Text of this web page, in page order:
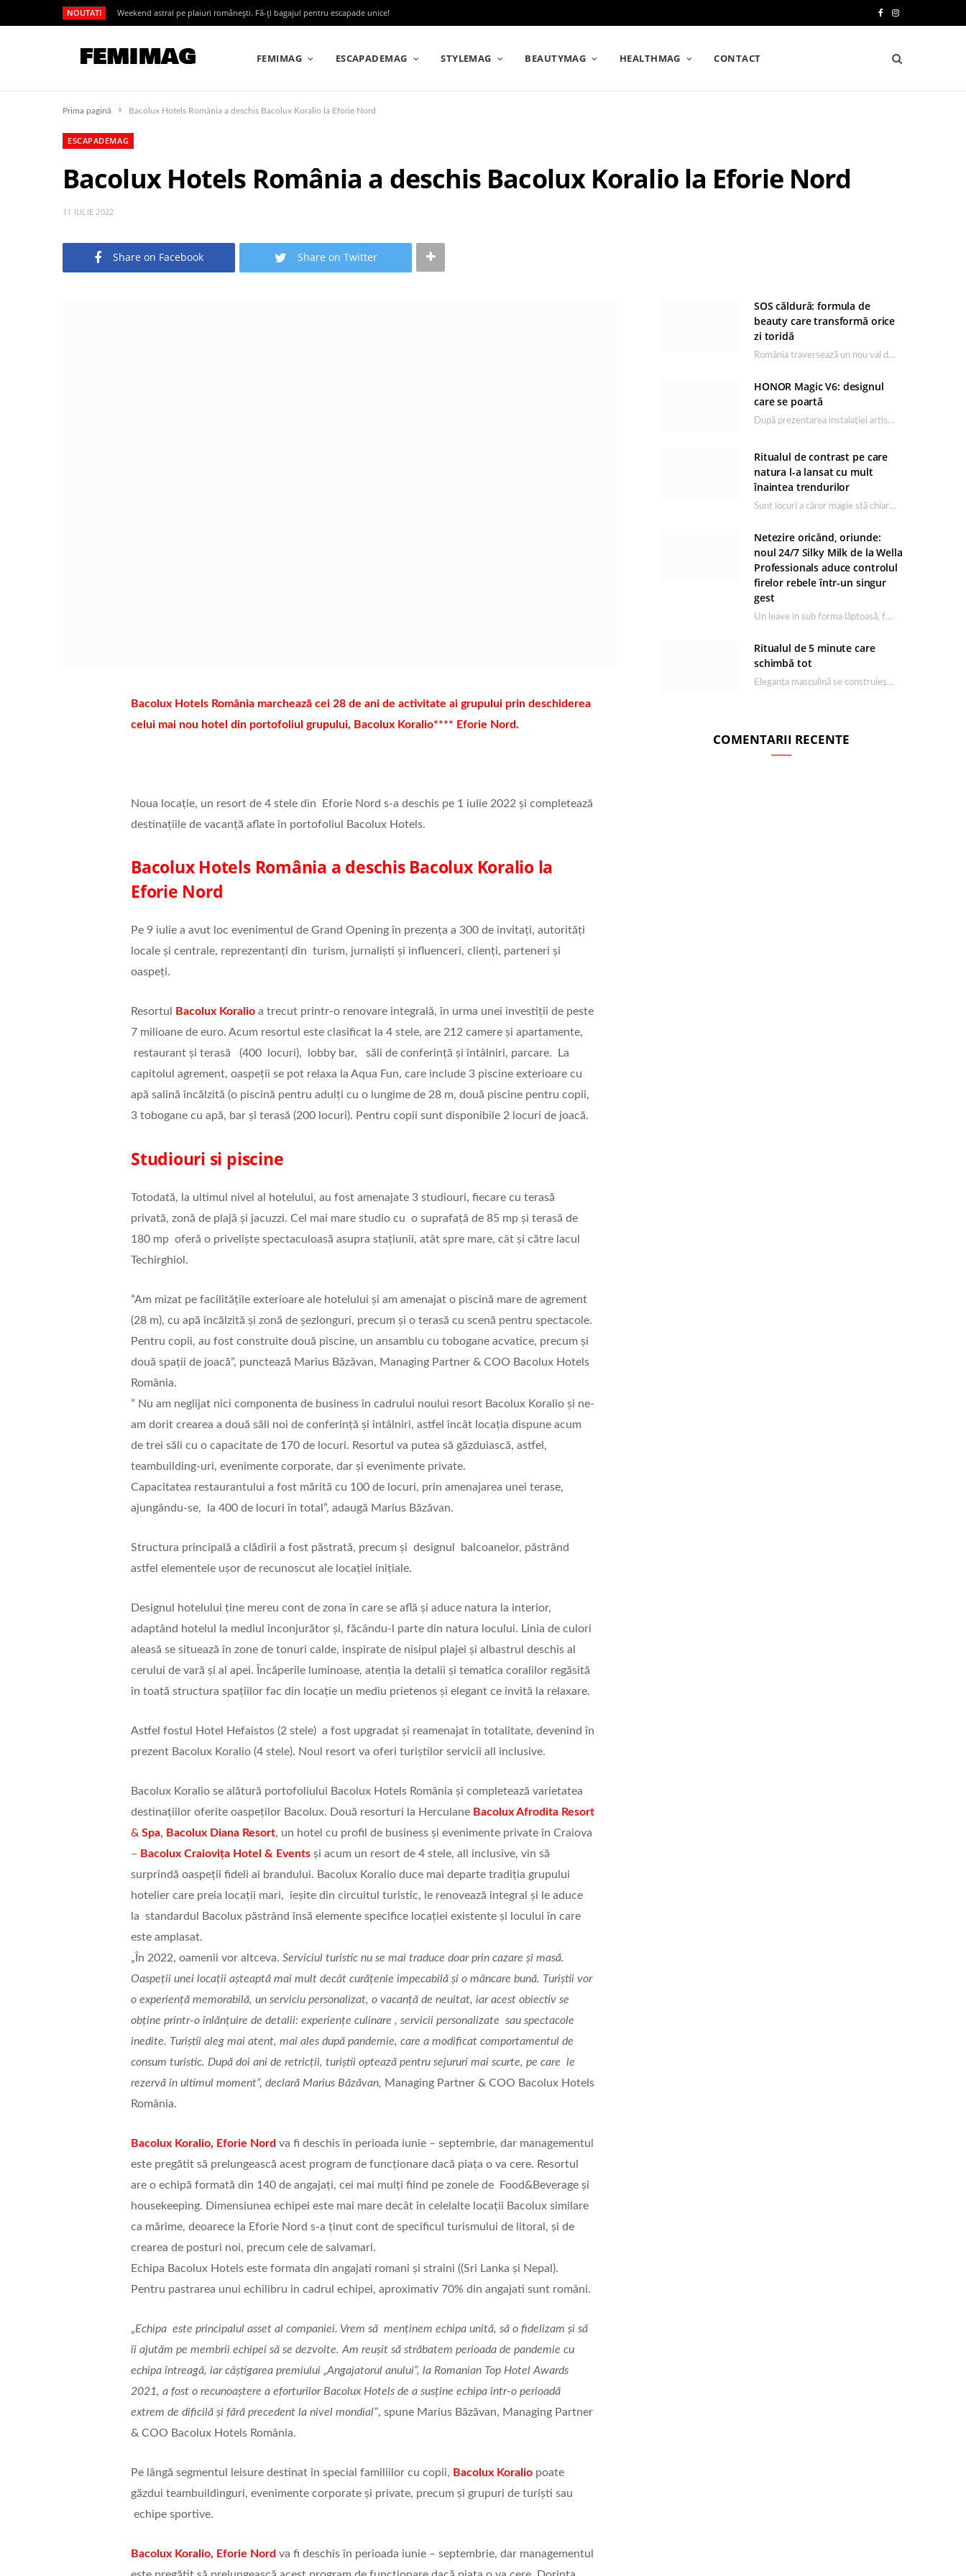
NOUTATI Weekend astral pe plaiuri românești. Fă-ți bagajul pentru escapade unice!
e
I
s
t
FEMIMAG ESCAPADEMAG STYLEMAG BEAUTYMAG HEALTHMAG CONTACT
Prima pagină » Bacolux Hotels România a deschis Bacolux Koralio la Eforie Nord
ESCAPADEMAG
Bacolux Hotels România a deschis Bacolux Koralio la Eforie Nord
11 IULIE 2022
Share on Facebook Share on Twitter
Bacolux Hotels Româniamarchează cei 28 de ani de activitate ai grupului prin deschiderea
celui mai nou hotel din portofoliul grupului, Bacolux Koralio**** Eforie Nord.
Noua locație, un resort de 4 stele din Eforie Nord s-a deschis pe 1 iulie 2022 și completează
destinațiile de vacanță aflate în portofoliul Bacolux Hotels.
Bacolux Hotels România a deschis Bacolux Koralio la
Eforie Nord
Pe 9 iulie a avut loc evenimentul de Grand Opening în prezența a 300 de invitați, autorități
locale și centrale, reprezentanți din turism, jurnaliști și influenceri, clienți, parteneri și
oaspeți.
Resortul Bacolux Koralioa trecut printr-o renovare integrală, în urma unei investiții de peste
7 milioane de euro. Acum resortul este clasificat la 4 stele, are 212 camere și apartamente,
restaurant și terasă (400 locuri), lobby bar, săli de conferință și întâlniri, parcare. La
capitolul agrement, oaspeții se pot relaxa la Aqua Fun, care include 3 piscine exterioare cu
apă salină încălzită (o piscină pentru adulți cu o lungime de 28 m, două piscine pentru copii,
3 tobogane cu apă, bar și terasă (200 locuri). Pentru copii sunt disponibile 2 locuri de joacă.
Studiouri si piscine
Totodată, la ultimul nivel al hotelului, au fost amenajate 3 studiouri, fiecare cu terasă
privată, zonă de plajă și jacuzzi. Cel mai mare studio cu o suprafață de 85 mp și terasă de
180 mp oferă o priveliște spectaculoasă asupra stațiunii, atât spre mare, cât și către lacul
Techirghiol.
”Am mizat pe facilitățile exterioare ale hotelului și am amenajat o piscină mare de agrement
(28 m), cu apă încălzită și zonă de șezlonguri, precum și o terasă cu scenă pentru spectacole.
Pentru copii, au fost construite două piscine, un ansamblu cu tobogane acvatice, precum și
două spații de joacă”, punctează Marius Băzăvan, Managing Partner & COO Bacolux Hotels
România.
” Nu am neglijat nici componenta de business în cadrului noului resort Bacolux Koralio și ne-
am dorit crearea a două săli noi de conferință și întâlniri, astfel încât locația dispune acum
de trei săli cu o capacitate de 170 de locuri. Resortul va putea să găzduiască, astfel,
teambuilding-uri, evenimente corporate, dar și evenimente private.
Capacitatea restaurantului a fost mărită cu 100 de locuri, prin amenajarea unei terase,
ajungându-se, la 400 de locuri în total”, adaugă Marius Băzăvan.
Structura principală a clădirii a fost păstrată, precum și designul balcoanelor, păstrând
astfel elementele ușor de recunoscut ale locației inițiale.
Designul hotelului ține mereu cont de zona în care se află și aduce natura la interior,
adaptând hotelul la mediul înconjurător și, făcându-l parte din natura locului. Linia de culori
aleasă se situează în zone de tonuri calde, inspirate de nisipul plajei și albastrul deschis al
cerului de vară și al apei. Încăperile luminoase, atenția la detalii și tematica coralilor regăsită
în toată structura spațiilor fac din locație un mediu prietenos și elegant ce invită la relaxare.
Astfel fostul Hotel Hefaistos (2 stele) a fost upgradat și reamenajat în totalitate, devenind în
prezent Bacolux Koralio (4 stele). Noul resort va oferi turiștilor servicii all inclusive.
Bacolux Koralio se alătură portofoliului Bacolux Hotels România și completează varietatea
destinațiilor oferite oaspeților Bacolux. Două resorturi la Herculane Bacolux Afrodita Resort
& Spa, Bacolux Diana Resort, un hotel cu profil de business și evenimente private în Craiova
– Bacolux Craiovița Hotel & Eventsși acum un resort de 4 stele, all inclusive, vin să
surprindă oaspeții fideli ai brandului. Bacolux Koralio duce mai departe tradiția grupului
hotelier care preia locații mari, ieșite din circuitul turistic, le renovează integral și le aduce
la standardul Bacolux păstrând însă elemente specifice locației existente și locului în care
este amplasat.
„În 2022, oamenii vor altceva. Serviciul turistic nu se mai traduce doar prin cazare și masă.
Oaspeții unei locații așteaptă mai mult decât curățenie impecabilă și o mâncare bună. Turiștii vor
o experiență memorabilă, un serviciu personalizat, o vacanță de neuitat, iar acest obiectiv se
obține printr-o înlănțuire de detalii: experiențe culinare , servicii personalizate sau spectacole
inedite. Turiștii aleg mai atent, mai ales după pandemie, care a modificat comportamentul de
consum turistic. După doi ani de retricții, turiștii optează pentru sejururi mai scurte, pe care le
rezervă în ultimul moment”, declară Marius Băzăvan, Managing Partner & COO Bacolux Hotels
România.
Bacolux Koralio, Eforie Nord va fi deschis în perioada iunie – septembrie, dar managementul
este pregătit să prelungească acest program de funcționare dacă piața o va cere. Resortul
are o echipă formată din 140 de angajați, cei mai mulți fiind pe zonele de Food&Beverage și
housekeeping. Dimensiunea echipei este mai mare decât în celelalte locații Bacolux similare
ca mărime, deoarece la Eforie Nord s-a ținut cont de specificul turismului de litoral, și de
crearea de posturi noi, precum cele de salvamari.
Echipa Bacolux Hotels este formata din angajati romani și straini ((Sri Lanka și Nepal).
Pentru pastrarea unui echilibru in cadrul echipei, aproximativ 70% din angajati sunt români.
„Echipa este principalul asset al companiei. Vrem să menținem echipa unită, să o fidelizam și să
îi ajutăm pe membrii echipei să se dezvolte. Am reușit să străbatem perioada de pandemie cu
echipa întreagă, iar câștigarea premiului „Angajatorul anului”, la Romanian Top Hotel Awards
2021, a fost o recunoaștere a eforturilor Bacolux Hotels de a susține echipa într-o perioadă
extrem de dificilă și fără precedent la nivel mondial”, spune Marius Băzăvan, Managing Partner
& COO Bacolux Hotels România.
Pe lângă segmentul leisure destinat în special familiilor cu copii, Bacolux Koraliopoate
găzdui teambuildinguri, evenimente corporate și private, precum și grupuri de turiști sau
echipe sportive.
Bacolux Koralio, Eforie Nord va fi deschis în perioada iunie – septembrie, dar managementul
SOS căldură: formula de
beauty care transformă orice
zi toridă
România traversează un nou val de căldură, iar rutina de îngrijire capătă un rol esențial…
HONOR Magic V6: designul
care se poartă
După prezentarea instalației artistice semnată de Catrinel Săbăciag în cadrul evenimentului de lansare HONOR Magic…
Ritualul de contrast pe care
natura l-a lansat cu mult
înaintea trendurilor
Sunt locuri a căror magie stă chiar în firea lor naturală, iar Lacul Ursu din…
Netezire oricând, oriunde:
noul 24/7 Silky Milk de la Wella
Professionals aduce controlul
firelor rebele într-un singur
gest
Un leave in sub forma lăptoasă, fără clătire care completează rutina Ultimate Smooth și transformă…
Ritualul de 5 minute care
schimbă tot
Eleganța masculină se construiește dimineața, în câteva minute și cu produsele potrivite. O rutină de…
COMENTARII RECENTE